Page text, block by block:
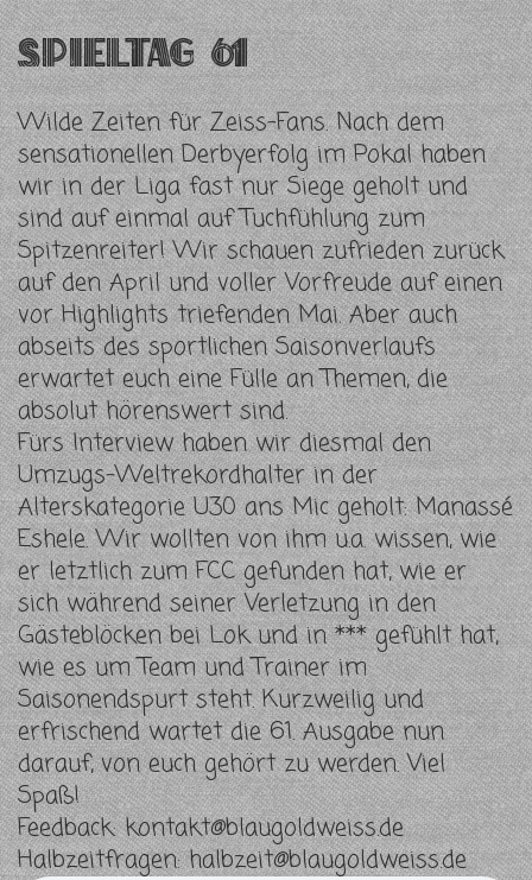
Spieltag 61
Wilde Zeiten für Zeiss-Fans. Nach dem
sensationellen Derbyerfolg im Pokal haben
wir in der Liga fast nur Siege geholt und
sind auf einmal auf Tuchfühlung zum
Spitzenreiter! Wir schauen zufrieden zurück
auf den April und voller Vorfreude auf einen
vor Highlights triefenden Mai. Aber auch
abseits des sportlichen Saisonverlaufs
erwartet euch eine Fülle an Themen, die
absolut hörenswert sind.
Fürs Interview haben wir diesmal den
Umzugs-Weltrekordhalter in der
Alterskategorie U30 ans Mic geholt: Manassé
Eshele. Wir wollten von ihm u.a. wissen, wie
er letztlich zum FCC gefunden hat, wie er
sich während seiner Verletzung in den
Gästeblöcken bei Lok und in *** gefühlt hat,
wie es um Team und Trainer im
Saisonendspurt steht. Kurzweilig und
erfrischend wartet die 61. Ausgabe nun
darauf, von euch gehört zu werden. Viel
Spaß!
Feedback:kontakt@blaugoldweiss.de
Halbzeitfragen:halbzeit@blaugoldweiss.de